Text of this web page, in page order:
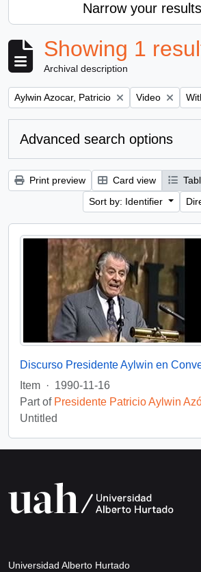
Narrow your
Showing 1
Archival description
Remove filter:
Aylwin Azocar, Patricio Remove filter:
Video
Advanced search options
Print preview Card view
Sort by: Identifier
Item · 1990-11-16
Part of Presidente Patricio Aylwin
Untitled
Universidad Alberto Hurtado